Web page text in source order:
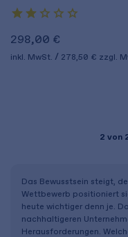
298,00 €
inkl. MwSt. 278,50 € zzgl.
2 von
Das Bewusstsein steigt,
Wettbewerb positioniert
heute wichtiger denn je.
nachhaltigeren
Herausforderungen.